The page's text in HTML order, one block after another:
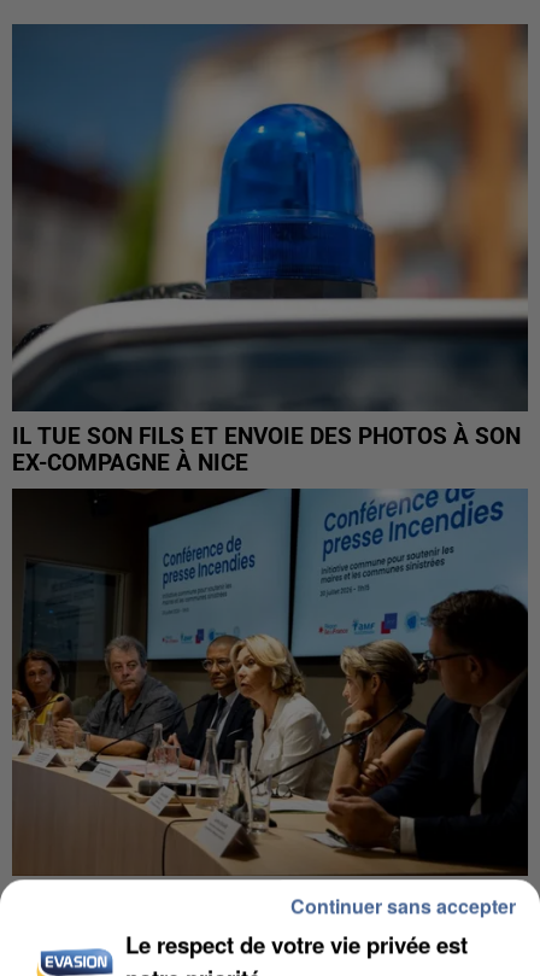
IL TUE SON FILS ET ENVOIE DES PHOTOS À SON
EX-COMPAGNE À NICE
INCENDIES : L’ÎLE-DE-FRANCE LANCE UN ÉLAN
Le respect de votre vie privée est
Continuer sans accepter